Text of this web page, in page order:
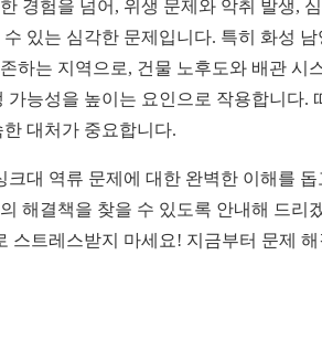
경험을 넘어, 위생 문제와 악취 발생,
있는 심각한 문제입니다. 특히 화성 남
하는 지역으로, 건물 노후도와 배관 시
가능성을 높이는 요인으로 작용합니다.
대처가 중요합니다.
크대 역류 문제에 대한 완벽한 이해를 돕
해결책을 찾을 수 있도록 안내해 드리
스트레스받지 마세요! 지금부터 문제